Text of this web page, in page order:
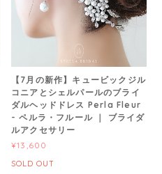
【7月の新作】キュービックジル
コニアとシェルパールのブライ
ダルヘッドドレス Perla Fleur
- ペルラ・フルール ｜ ブライダ
ルアクセサリー
¥13,600
SOLD OUT